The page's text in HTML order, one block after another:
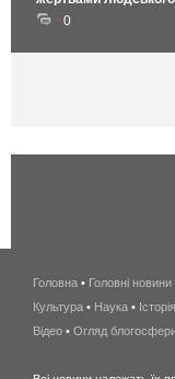
0
Головна • Головні новини
Культура • Наука • Історія
Відео • Огляд